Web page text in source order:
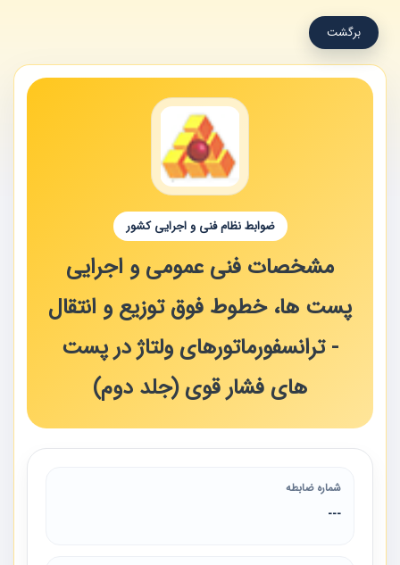
برگشت
ضوابط نظام فنی و اجرایی کشور
مشخصات فنی عمومی و اجرایی
پست ها، خطوط فوق توزیع و انتقال
- ترانسفورماتورهای ولتاژ در پست
های فشار قوی (جلد دوم)
شماره ضابطه
---